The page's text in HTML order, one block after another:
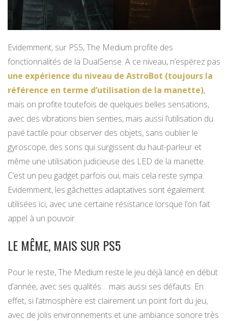
Evidemment, sur PS5, The Medium profite des
fonctionnalités de la DualSense. A ce niveau, n’espérez pas
une expérience du niveau de AstroBot (toujours la
référence en terme d’utilisation de la manette),
mais on profite toutefois de quelques belles sensations,
avec des vibrations bien senties, mais aussi l’utilisation du
pavé tactile pour observer des objets, sans oublier le
gyroscope, des sons qui surgissent du haut-parleur et
même une utilisation judicieuse des LED de la manette.
C’est un peu gadget parfois oui, mais cela reste sympa.
Evidemment, les gâchettes adaptatives sont également
utilisées ici, avec une certaine résistance lorsque l’on fait
appel à un pouvoir.
LE MÊME, MAIS SUR PS5
Pour le reste, The Medium reste le jeu déjà lancé en début
d’année, avec ses qualités… mais aussi ses défauts. En
effet, si l’atmosphère est clairement un point fort du jeu,
avec de jolis environnements et une ambiance sonore très